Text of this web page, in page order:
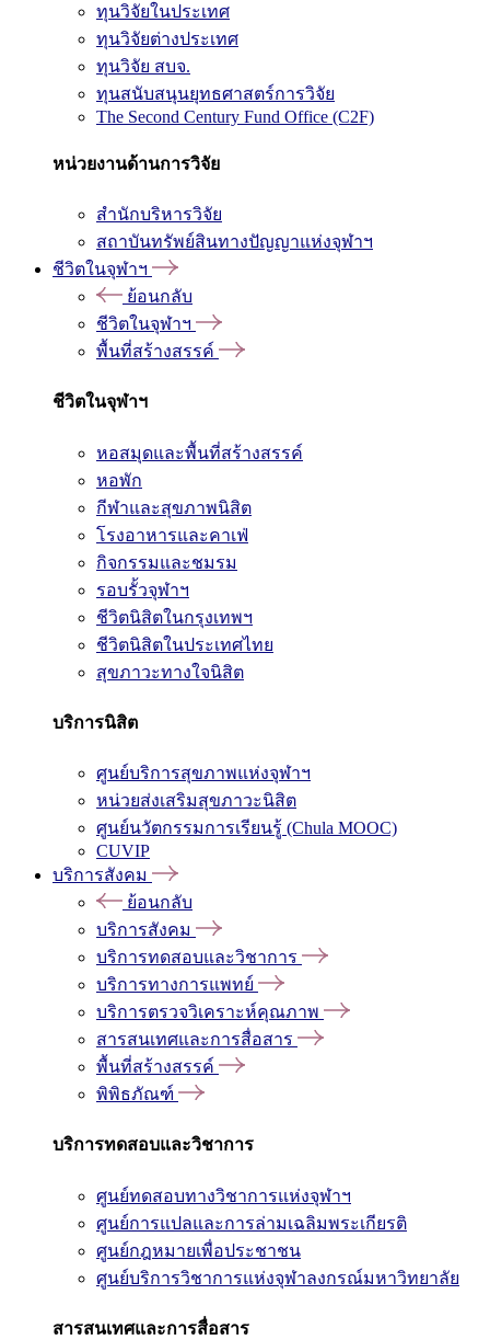
ทุนวิจัยในประเทศ
ทุนวิจัยต่างประเทศ
ทุนวิจัย สบจ.
ทุนสนับสนุนยุทธศาสตร์การวิจัย
The Second Century Fund Office (C2F)
หน่วยงานด้านการวิจัย
สำนักบริหารวิจัย
สถาบันทรัพย์สินทางปัญญาแห่งจุฬาฯ
ชีวิตในจุฬาฯ
ย้อนกลับ
ชีวิตในจุฬาฯ
พื้นที่สร้างสรรค์
ชีวิตในจุฬาฯ
หอสมุดและพื้นที่สร้างสรรค์
หอพัก
กีฬาและสุขภาพนิสิต
โรงอาหารและคาเฟ่
กิจกรรมและชมรม
รอบรั้วจุฬาฯ
ชีวิตนิสิตในกรุงเทพฯ
ชีวิตนิสิตในประเทศไทย
สุขภาวะทางใจนิสิต
บริการนิสิต
ศูนย์บริการสุขภาพแห่งจุฬาฯ
หน่วยส่งเสริมสุขภาวะนิสิต
ศูนย์นวัตกรรมการเรียนรู้ (Chula MOOC)
CUVIP
บริการสังคม
ย้อนกลับ
บริการสังคม
บริการทดสอบและวิชาการ
บริการทางการแพทย์
บริการตรวจวิเคราะห์คุณภาพ
สารสนเทศและการสื่อสาร
พื้นที่สร้างสรรค์
พิพิธภัณฑ์
บริการทดสอบและวิชาการ
ศูนย์ทดสอบทางวิชาการแห่งจุฬาฯ
ศูนย์การแปลและการล่ามเฉลิมพระเกียรติ
ศูนย์กฎหมายเพื่อประชาชน
ศูนย์บริการวิชาการแห่งจุฬาลงกรณ์มหาวิทยาลัย
สารสนเทศและการสื่อสาร